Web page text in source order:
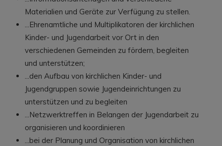
Materialien und Geräte zur Verfügung zu stellen.
...Ehrenamtliche und Multiplikatoren der kirchlichen
Kinder- und Jugendarbeit vor Ort in den
verschiedenen Gemeinden zu fördern, begleiten
und unterstützen;
...den Aufbau von kirchlichen Kinder- und
Jugendgruppen sowie Jugendeinrichtungen zu
unterstützen und zu begleiten
...Netzwerktreffen in Belangen der Jugendarbeit zu
organisieren und koordinieren
...bei der Planung und Organisation von kirchlichen